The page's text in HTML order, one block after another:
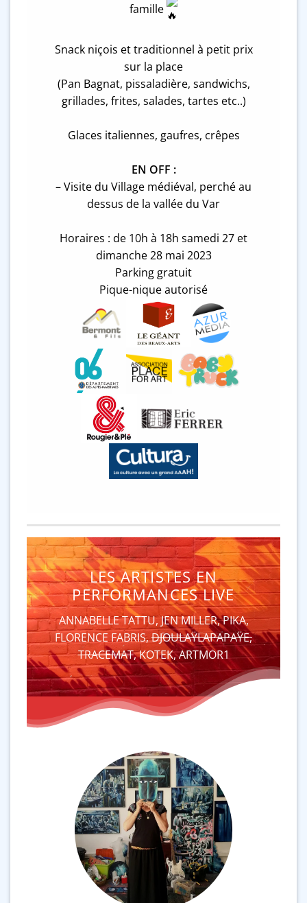
famille
Snack niçois et traditionnel à petit prix
sur la place
(Pan Bagnat, pissaladière, sandwichs,
grillades, frites, salades, tartes etc..)
Glaces italiennes, gaufres, crêpes
EN OFF :
– Visite du Village médiéval, perché au
dessus de la vallée du Var
Horaires : de 10h à 18h samedi 27 et
dimanche 28 mai 2023
Parking gratuit
Pique-nique autorisé
LES ARTISTES EN
PERFORMANCES LIVE
ANNABELLE TATTU, JEN MILLER, PIKA,
FLORENCE FABRIS,DJOULAŸLAPAPAŸE,
TRACEMAT, KOTEK, ARTMOR1